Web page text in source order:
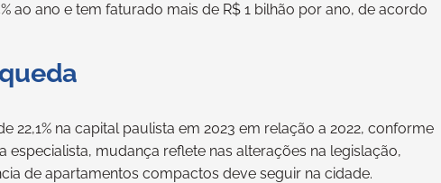
ao ano e tem faturado mais de R$ 1 bilhão por ano, de acordo
na capital paulista em 2023 em relação a 2022, conforme
especialista, mudança reflete nas alterações na legislação,
de apartamentos compactos deve seguir na cidade.